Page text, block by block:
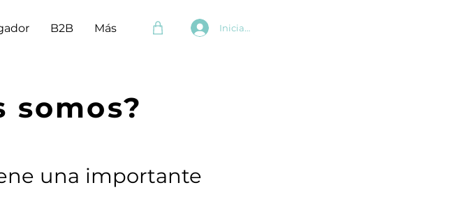
B2B Más Iniciar sesión
somos?
una importante